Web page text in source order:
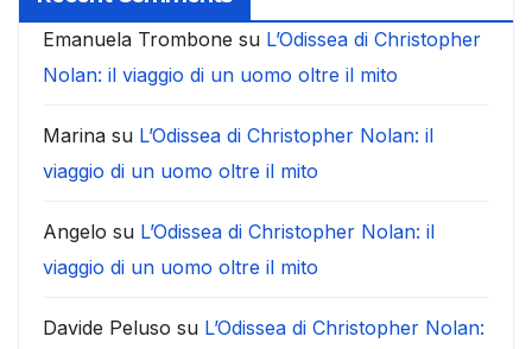
Emanuela Trombone su L’Odissea di Christopher
Nolan: il viaggio di un uomo oltre il mito
Marina su L’Odissea di Christopher Nolan: il
viaggio di un uomo oltre il mito
Angelo su L’Odissea di Christopher Nolan: il
viaggio di un uomo oltre il mito
Davide Peluso su L’Odissea di Christopher Nolan: